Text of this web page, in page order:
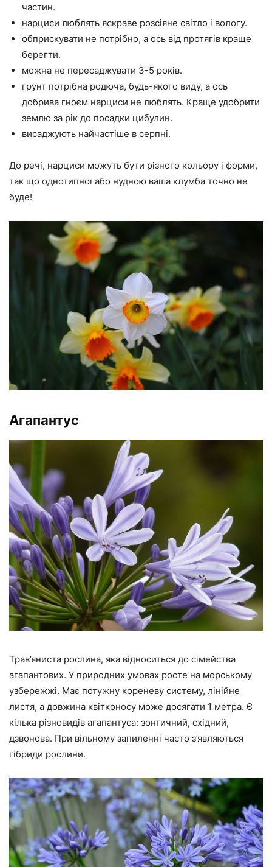
частин.
нарциси люблять яскраве розсіяне світло і вологу.
обприскувати не потрібно, а ось від протягів краще
берегти.
можна не пересаджувати 3-5 років.
грунт потрібна родюча, будь-якого виду, а ось
добрива гноєм нарциси не люблять. Краще удобрити
землю за рік до посадки цибулин.
висаджують найчастіше в серпні.
До речі, нарциси можуть бути різного кольору і форми,
так що однотипної або нудною ваша клумба точно не
буде!
Агапантус
Трав’яниста рослина, яка відноситься до сімейства
агапантових. У природних умовах росте на морському
узбережжі. Має потужну кореневу систему, лінійне
листя, а довжина квітконосу може досягати 1 метра. Є
кілька різновидів агапантуса: зонтичний, східний,
дзвонова. При вільному запиленні часто з’являються
гібриди рослини.